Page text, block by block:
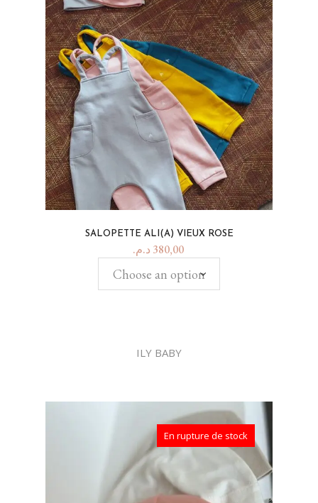
SALOPETTE ALI(A) VIEUX ROSE
380,00 د.م.
Choose an option
ILY BABY
En rupture de stock